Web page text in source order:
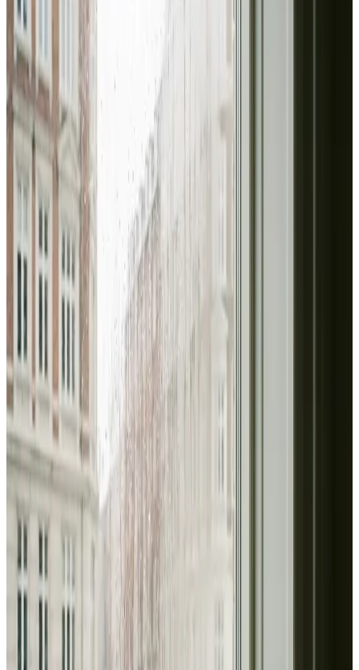
— og en serviceaftale der holder det kørende.
Erhverv, kontor og industri